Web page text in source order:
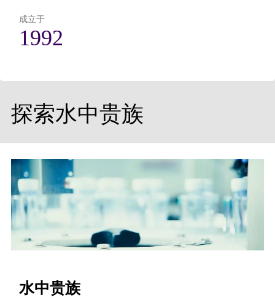
成立于
1992
探索水中贵族
水中贵族